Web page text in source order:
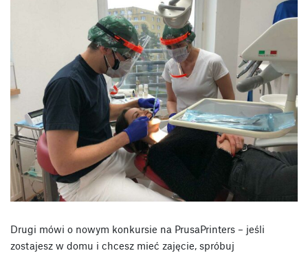
Drugi mówi o nowym konkursie na PrusaPrinters – jeśli
zostajesz w domu i chcesz mieć zajęcie, spróbuj